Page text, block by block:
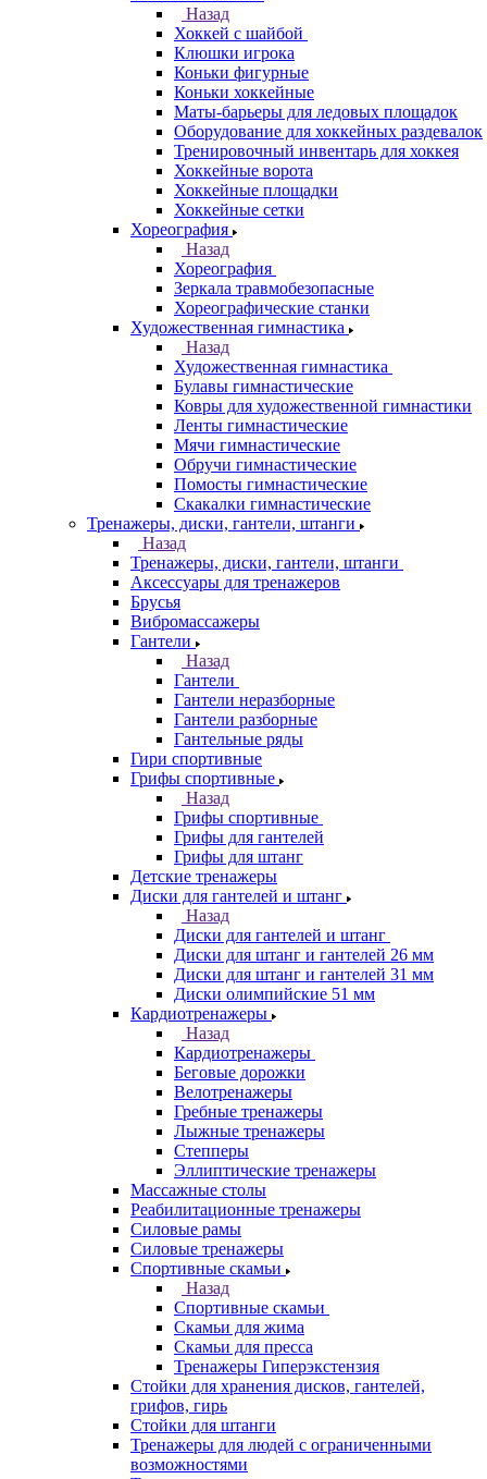
Назад
Хоккей с шайбой
Клюшки игрока
Коньки фигурные
Коньки хоккейные
Маты-барьеры для ледовых площадок
Оборудование для хоккейных раздевалок
Тренировочный инвентарь для хоккея
Хоккейные ворота
Хоккейные площадки
Хоккейные сетки
Хореография
Назад
Хореография
Зеркала травмобезопасные
Хореографические станки
Художественная гимнастика
Назад
Художественная гимнастика
Булавы гимнастические
Ковры для художественной гимнастики
Ленты гимнастические
Мячи гимнастические
Обручи гимнастические
Помосты гимнастические
Скакалки гимнастические
Тренажеры, диски, гантели, штанги
Назад
Тренажеры, диски, гантели, штанги
Аксессуары для тренажеров
Брусья
Вибромассажеры
Гантели
Назад
Гантели
Гантели неразборные
Гантели разборные
Гантельные ряды
Гири спортивные
Грифы спортивные
Назад
Грифы спортивные
Грифы для гантелей
Грифы для штанг
Детские тренажеры
Диски для гантелей и штанг
Назад
Диски для гантелей и штанг
Диски для штанг и гантелей 26 мм
Диски для штанг и гантелей 31 мм
Диски олимпийские 51 мм
Кардиотренажеры
Назад
Кардиотренажеры
Беговые дорожки
Велотренажеры
Гребные тренажеры
Лыжные тренажеры
Степперы
Эллиптические тренажеры
Массажные столы
Реабилитационные тренажеры
Силовые рамы
Силовые тренажеры
Спортивные скамьи
Назад
Спортивные скамьи
Скамьи для жима
Скамьи для пресса
Тренажеры Гиперэкстензия
Стойки для хранения дисков, гантелей,
грифов, гирь
Стойки для штанги
Тренажеры для людей с ограниченными
возможностями